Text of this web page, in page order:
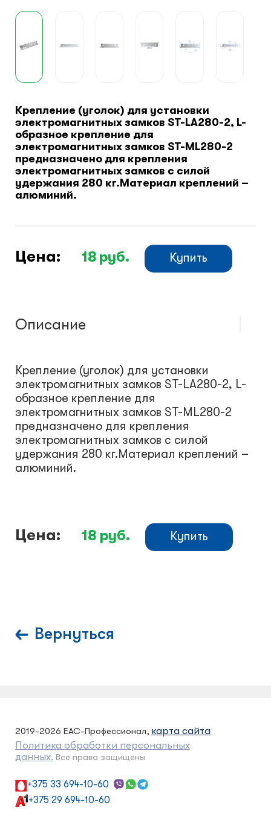
Монтажные шкафы
Крепление (уголок) для установки
электромагнитных замков ST-LA280-2, L-
образное крепление для
электромагнитных замков ST-ML280-2
предназначено для крепления
электромагнитных замков с силой
удержания 280 кг.Материал креплений –
алюминий.
Цена: 18 руб. Купить
Описание
Крепление (уголок) для установки
электромагнитных замков ST-LA280-2, L-
образное крепление для
электромагнитных замков ST-ML280-2
предназначено для крепления
электромагнитных замков с силой
удержания 280 кг.Материал креплений –
алюминий.
Цена: 18 руб. Купить
Вернуться
2019-2026 ЕАС-Профессионал, карта сайта
Политика обработки персональных
данных. Все права защищены
+375 33 694-10-60
+375 29 694-10-60